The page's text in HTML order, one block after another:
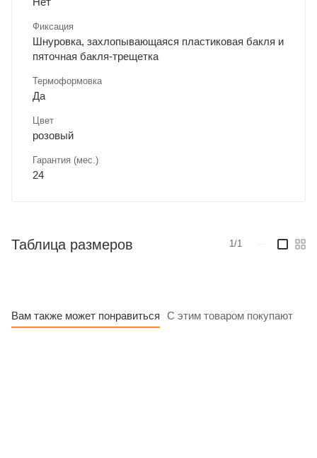
Фиксация
Шнуровка, захлопывающаяся пластиковая бакля и
пяточная бакля-трещетка
Термоформовка
Да
Цвет
розовый
Гарантия (мес.)
24
Таблица размеров 1/1
Вам также может понравиться С этим товаром покупают